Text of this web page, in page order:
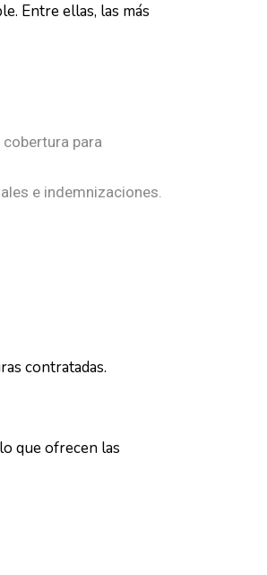
Entre ellas, las más
para
e indemnizaciones.
contratadas.
que ofrecen las